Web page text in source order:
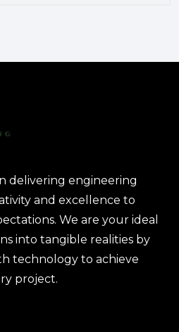
delivering engineering
and excellence to
We are your ideal
into tangible realities by
technology to achieve
project.